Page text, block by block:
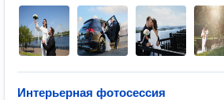
Интерьерная фотосессия